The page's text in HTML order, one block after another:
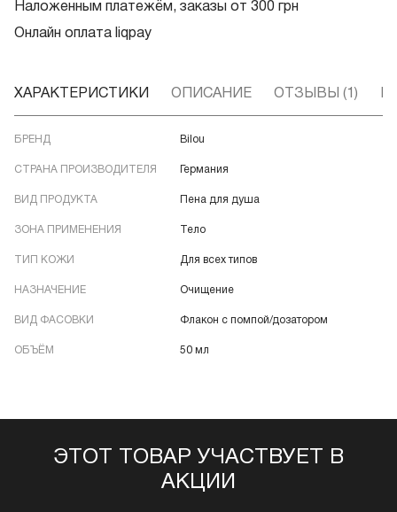
Наложенным платежём, заказы от 300 грн
Онлайн оплата liqpay
ХАРАКТЕРИСТИКИ ОПИСАНИЕ ОТЗЫВЫ (1)
БРЕНД Bilou
СТРАНА ПРОИЗВОДИТЕЛЯ Германия
ВИД ПРОДУКТА Пена для душа
ЗОНА ПРИМЕНЕНИЯ Тело
ТИП КОЖИ Для всех типов
НАЗНАЧЕНИЕ Очищение
ВИД ФАСОВКИ Флакон с помпой/дозатором
ОБЪЁМ 50 мл
ЭТОТ ТОВАР УЧАСТВУЕТ В
АКЦИИ